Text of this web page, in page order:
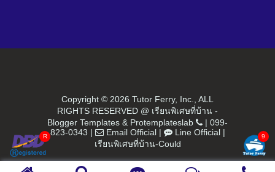
Copyright © 2026 Tutor Ferry, Inc., ALL
RIGHTS RESERVED @ เรียนพิเศษที่บ้าน -
Blogger Templates & Protemplateslab | 099-
823-0343 | Email Official| Line Official|
เรียนพิเศษที่บ้าน-Could